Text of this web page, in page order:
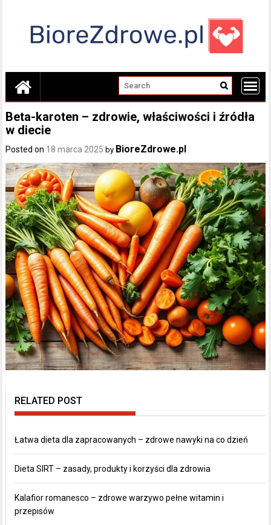
Beta-karoten – zdrowie, właściwości i źródła
w diecie
Posted on 18 marca 2025 by BioreZdrowe.pl
RELATED POST
Łatwa dieta dla zapracowanych – zdrowe nawyki na co dzień
Dieta SIRT – zasady, produkty i korzyści dla zdrowia
Kalafior romanesco – zdrowe warzywo pełne witamin i
przepisów